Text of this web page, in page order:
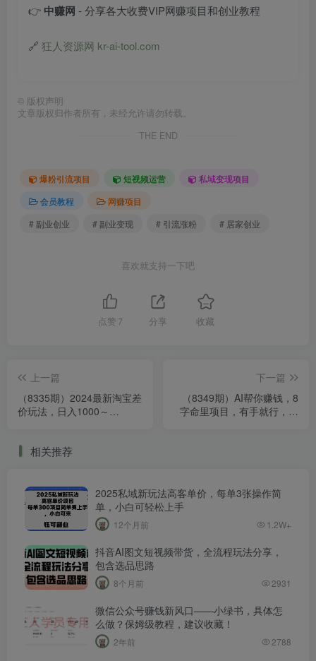
👉 中赚网 - 分享各大收费VIP网赚项目和创业教程
🔗 狂人资源网 kr-ai-tool.com
© 版权声明
文章版权归作者所有，未经允许请勿转载。
THE END
爆粉引流项目 短视频运营
私域变现项目
会员教程
网赚项目
# 副业创业
# 副业变现 # 引流涨粉 # 居家创业
喜欢就支持一下吧
点赞 7 分享 收藏
上一篇
（8335期）2024最新淘宝差
价玩法，日入1000～
下一篇
（8349期）AI帮你赚钱，8
字命里项目，有手就行，日
相关推荐
2025私域新玩法高客单价，每单3张操作简
单，小白可轻松上手
12个月前 1.2W+
抖音AI图文短视频带货，全流程玩法分享，
包含选品思路
8个月前 2931
微信公众号赚钱新风口——小绿书，具体怎
么做？保姆级教程，建议收藏！
2年前 2788